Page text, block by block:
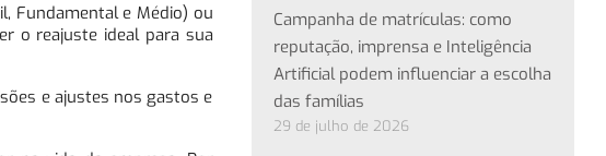
Fundamental e Médio) ou
o reajuste ideal para sua
e ajustes nos gastos e
Campanha de matrículas: como
reputação, imprensa e Inteligência
Artificial podem influenciar a escolha
das famílias
29 de julho de 2026